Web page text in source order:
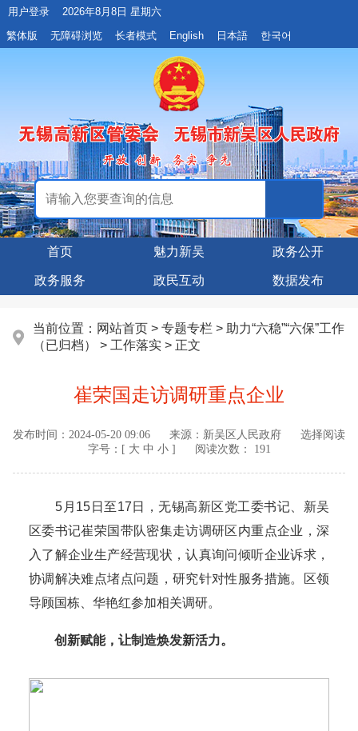
用户登录
2026年8月8日 星期六
繁体版
无障碍浏览 长者模式 English 日本語 한국어
首页 魅力新吴 政务公开
政务服务 政民互动 数据发布
当前位置： 网站首页 > 专题专栏 > 助力“六稳”“六保”工作
（已归档）
> 工作落实 > 正文
崔荣国走访调研重点企业
发布时间： 2024-05-20 09:06 来源： 新吴区人民政府
选择阅读
字号：[ 大 中 小] 阅读次数： 191
5月15日至17日，无锡高新区党工委书记、新吴
区委书记崔荣国带队密集走访调研区内重点企业，深
入了解企业生产经营现状，认真询问倾听企业诉求，
协调解决难点堵点问题，研究针对性服务措施。区领
导顾国栋、华艳红参加相关调研。
创新赋能，让制造焕发新活力。